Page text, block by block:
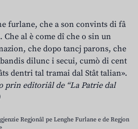
furlane, che a son convints di fâ
al è come dî che o sin un
che dopo tancj parons, che
dilunc i secui, cumò di cent
dentri tal tramai dal Stât talian».
prin editoriâl de “La Patrie dal
Regjonâl pe Lenghe Furlane e de Regjon